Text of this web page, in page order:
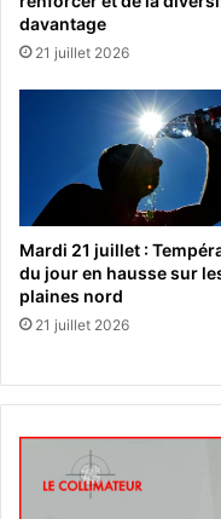
davantage
21 juillet 2026
Mardi 21 juillet :
du jour en hausse sur
plaines nord
21 juillet 2026